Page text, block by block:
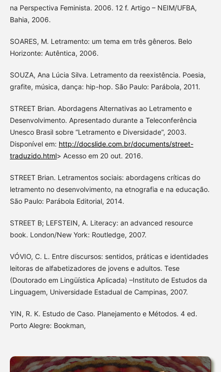
na Perspectiva Feminista. 2006. 12 f. Artigo – NEIM/UFBA,
Bahia, 2006.
SOARES, M. Letramento: um tema em três gêneros. Belo
Horizonte: Autêntica, 2006.
SOUZA, Ana Lúcia Silva. Letramento da reexistência. Poesia,
grafite, música, dança: hip-hop. São Paulo: Parábola, 2011.
STREET Brian. Abordagens Alternativas ao Letramento e
Desenvolvimento. Apresentado durante a Teleconferência
Unesco Brasil sobre “Letramento e Diversidade”, 2003.
Disponível em: http://docslide.com.br/documents/street-
traduzido.html> Acesso em 20 out. 2016.
STREET Brian. Letramentos sociais: abordagens críticas do
letramento no desenvolvimento, na etnografia e na educação.
São Paulo: Parábola Editorial, 2014.
STREET B; LEFSTEIN, A. Literacy: an advanced resource
book. London/New York: Routledge, 2007.
VÓVIO, C. L. Entre discursos: sentidos, práticas e identidades
leitoras de alfabetizadores de jovens e adultos. Tese
(Doutorado em Lingüística Aplicada) –Instituto de Estudos da
Linguagem, Universidade Estadual de Campinas, 2007.
YIN, R. K. Estudo de Caso. Planejamento e Métodos. 4 ed.
Porto Alegre: Bookman,